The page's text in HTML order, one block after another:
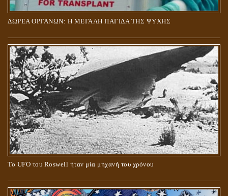
ΔΩΡΕΑ ΟΡΓΑΝΩΝ: Η ΜΕΓΑΛΗ ΠΑΓΙΔΑ ΤΗΣ ΨΥΧΗΣ
Το UFO του Roswell ήταν μία μηχανή του χρόνου